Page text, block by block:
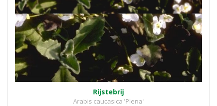
Rijstebrij
Arabis caucasica 'Plena'